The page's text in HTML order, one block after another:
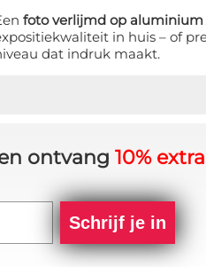
foto verlijmd op aluminium
in huis – of
dat indruk maakt.
ontvang 10%
Schrijf je in